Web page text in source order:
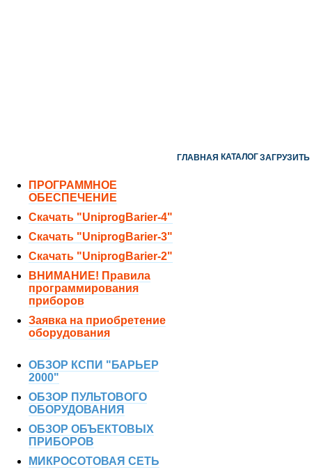
ПРОГРАММНОЕ
ОБЕСПЕЧЕНИЕ
Скачать "UniprogBarier-4"
Скачать "UniprogBarier-3"
Скачать "UniprogBarier-2"
ВНИМАНИЕ! Правила
программирования
приборов
Заявка на приобретение
оборудования
ОБЗОР КСПИ "БАРЬЕР
2000"
ОБЗОР ПУЛЬТОВОГО
ОБОРУДОВАНИЯ
ОБЗОР ОБЪЕКТОВЫХ
ПРИБОРОВ
МИКРОСОТОВАЯ СЕТЬ
ГЛАВНАЯ КАТАЛОГЗАГРУЗИТЬ